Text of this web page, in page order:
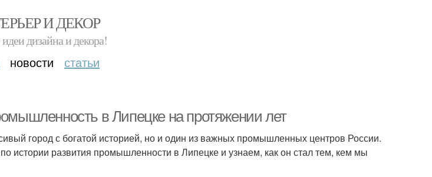
И ДЕКОР
дизайна и декора!
новости статьи
в Липецке на протяжении лет
город с богатой историей, но и один из важных промышленных центров России.
истории развития промышленности в Липецке и узнаем, как он стал тем, кем мы